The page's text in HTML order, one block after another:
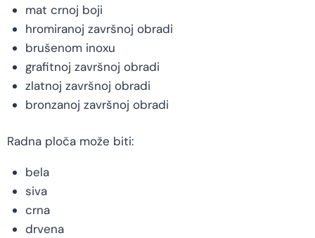
mat crnoj boji
hromiranoj završnoj obradi
brušenom inoxu
grafitnoj završnoj obradi
zlatnoj završnoj obradi
bronzanoj završnoj obradi
Radna ploča može biti:
bela
siva
crna
drvena